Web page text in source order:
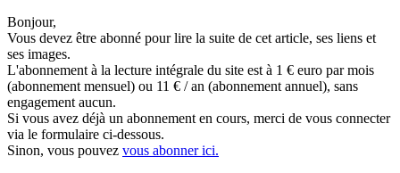
Bonjour,
Vous devez être abonné pour lire la suite de cet article, ses liens et
ses images.
L'abonnement à la lecture intégrale du site est à 1 € euro par mois
(abonnement mensuel) ou 11 € / an (abonnement annuel), sans
engagement aucun.
Si vous avez déjà un abonnement en cours, merci de vous connecter
via le formulaire ci-dessous.
Sinon, vous pouvez vous abonner ici.